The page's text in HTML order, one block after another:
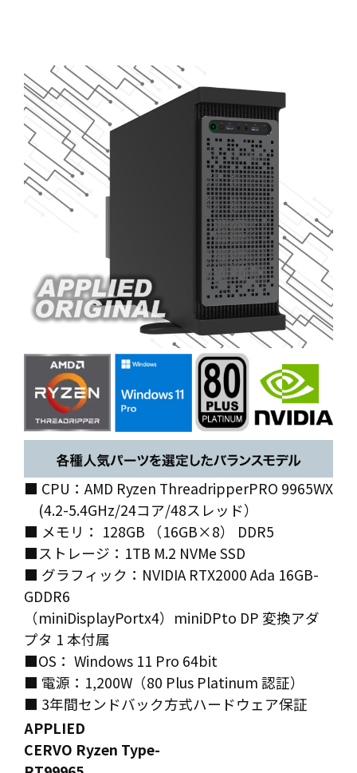
■ CPU：AMD Ryzen ThreadripperPRO 9965WX
(4.2-5.4GHz/24コア/48スレッド）
■ メモリ： 128GB （16GB×8） DDR5
■ストレージ：1TB M.2 NVMe SSD
■ グラフィック：NVIDIA RTX2000 Ada 16GB-
GDDR6
（miniDisplayPortx4）miniDPto DP 変換アダ
プタ 1 本付属
■OS： Windows 11 Pro 64bit
■ 電源：1,200W（80 Plus Platinum 認証）
■ 3年間センドバック方式ハードウェア保証
APPLIED
CERVO Ryzen Type-